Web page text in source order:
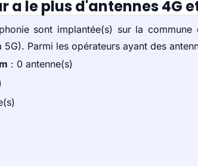
a le plus d'antennes 4G
sont implantée(s) sur la
Parmi les opérateurs ayant des
: 0 antenne(s)